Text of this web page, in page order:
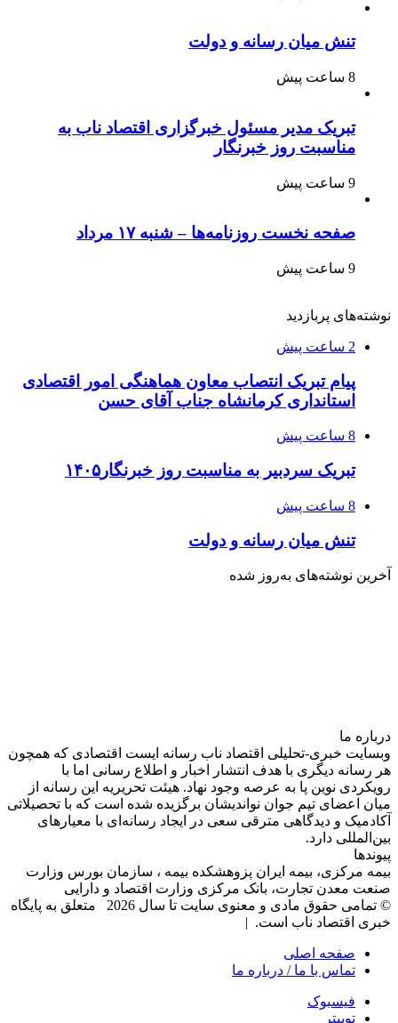
تنش میان رسانه و دولت
8 ساعت پیش
تبریک مدیر مسئول خبرگزاری اقتصاد ناب به
مناسبت روز خبرنگار
9 ساعت پیش
صفحه نخست روزنامه‌ها – شنبه ۱۷ مرداد
9 ساعت پیش
نوشته‌های پربازدید
2 ساعت پیش
پیام تبریک انتصاب معاون هماهنگی امور اقتصادی
استانداری کرمانشاه جناب آقای حسن
8 ساعت پیش
تبریک سردبیر به مناسبت روز خبرنگار۱۴۰۵
8 ساعت پیش
تنش میان رسانه و دولت
آخرین نوشته‌های‌ به‌روز شده
درباره‌ ما
وبسایت خبری-تحلیلی اقتصاد ناب رسانه‌ ایست اقتصادی که همچون
هر رسانه دیگری با هدف انتشار اخبار و اطلاع رسانی اما با
رویکردی نوین پا به عرصه وجود نهاد. هیئت تحریریه این رسانه از
میان اعضای تیم جوان نواندیشان برگزیده شده است که با تحصیلاتی
آکادمیک و دیدگاهی‌ مترقی سعی در ایجاد رسانه‌ای با معیار‌های
بین‌المللی دارد.
پیوندها
بیمه مرکزی، بیمه ایران پزوهشکده بیمه ، سازمان بورس وزارت
صنعت معدن تجارت، بانک مرکزی وزارت اقتصاد و دارایی
© تمامی حقوق مادی و معنوی سایت تا سال 2026 متعلق به پایگاه
خبری اقتصاد ناب است. |
صفحه اصلی
تماس با ما / درباره ما
فیسبوک
توییتر